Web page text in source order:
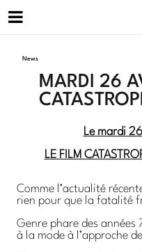
News
MARDI 26
Le mardi
LE FILM
Comme l’actualité
rien pour que la fatalité
Genre phare des
à la mode à l’approche